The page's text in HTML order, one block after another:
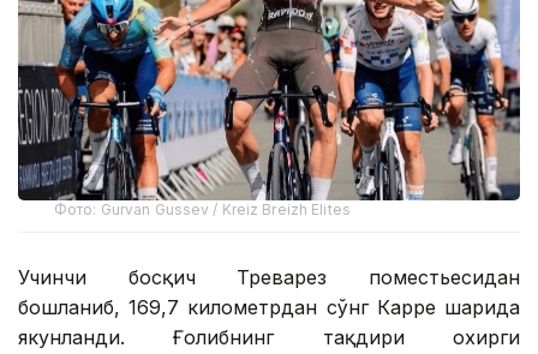
Фото: Gurvan Gussev / Kreiz Breizh Elites
Учинчи босқич Треварез поместьесидан
бошланиб, 169,7 километрдан сўнг Карре шаҳрида
якунланди. Ғолибнинг тақдири охирги